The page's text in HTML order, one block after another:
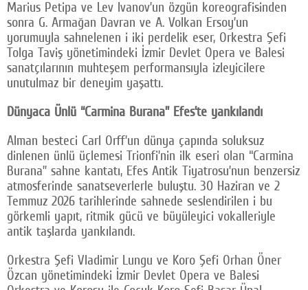
Marius Petipa ve Lev Ivanov’un özgün koreografisinden
sonra G. Armağan Davran ve A. Volkan Ersoy’un
yorumuyla sahnelenen i iki perdelik eser, Orkestra Şefi
Tolga Taviş yönetimindeki İzmir Devlet Opera ve Balesi
sanatçılarının muhteşem performansıyla izleyicilere
unutulmaz bir deneyim yaşattı.
Dünyaca Ünlü “Carmina Burana” Efes’te yankılandı
Alman besteci Carl Orff’un dünya çapında soluksuz
dinlenen ünlü üçlemesi Trionfi’nin ilk eseri olan “Carmina
Burana” sahne kantatı, Efes Antik Tiyatrosu’nun benzersiz
atmosferinde sanatseverlerle buluştu. 30 Haziran ve 2
Temmuz 2026 tarihlerinde sahnede seslendirilen i bu
görkemli yapıt, ritmik gücü ve büyüleyici vokalleriyle
antik taşlarda yankılandı.
Orkestra Şefi Vladimir Lungu ve Koro Şefi Orhan Öner
Özcan yönetimindeki İzmir Devlet Opera ve Balesi